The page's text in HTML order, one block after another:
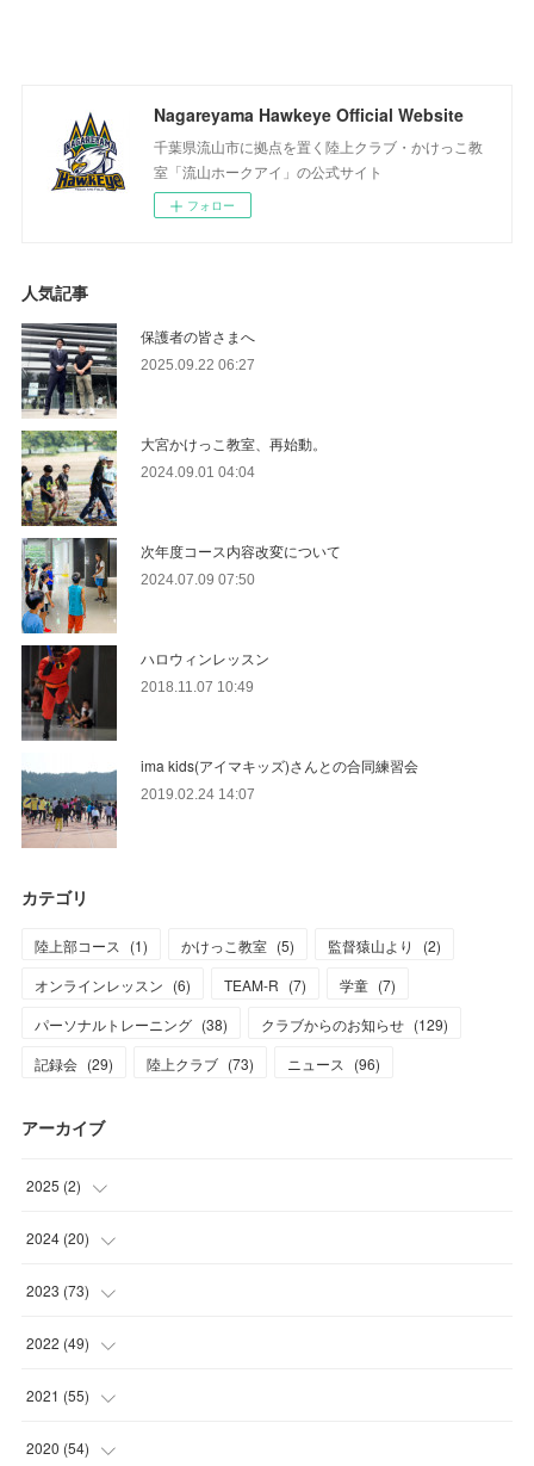
Nagareyama Hawkeye Official Website
千葉県流山市に拠点を置く陸上クラブ・かけっこ教
室「流山ホークアイ」の公式サイト
フォロー
人気記事
保護者の皆さまへ
2025.09.22 06:27
大宮かけっこ教室、再始動。
2024.09.01 04:04
次年度コース内容改変について
2024.07.09 07:50
ハロウィンレッスン
2018.11.07 10:49
ima kids(アイマキッズ)さんとの合同練習会
2019.02.24 14:07
カテゴリ
陸上部コース (1) かけっこ教室 (5) 監督猿山より (2)
オンラインレッスン (6) TEAM-R (7) 学童 (7)
パーソナルトレーニング (38) クラブからのお知らせ (129)
記録会 (29) 陸上クラブ (73) ニュース (96)
アーカイブ
2025 (2)
(1
(1
2024 (20)
(1
(2
(1
(1
2023 (73)
(5
(7
(7
2022 (49)
(2
(8
2021 (55)
(4
2020 (54)